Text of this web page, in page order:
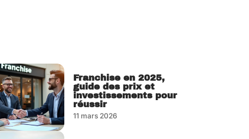
Franchise en 2025,
guide des prix et
investissements pour
réussir
11 mars 2026